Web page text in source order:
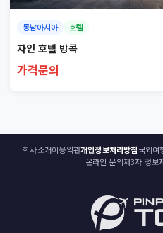
동남아시아 호텔
자인 호텔 방콕
가격문의
회사소개이용약관개인정보처리방침국외여
온라인 문의제3자 정보